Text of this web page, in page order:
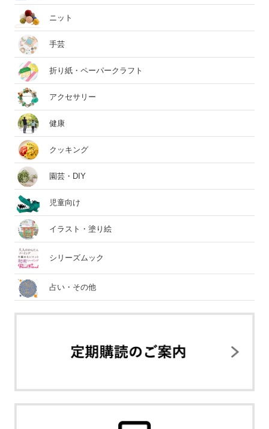
ニット
手芸
折り紙・ペーパークラフト
アクセサリー
健康
クッキング
園芸・DIY
児童向け
イラスト・塗り絵
シリーズムック
占い・その他